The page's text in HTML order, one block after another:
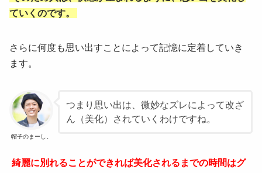
ていくのです。
さらに何度も思い出すことによって記憶に定着していき
ます。
帽子のまーし。
つまり思い出は、微妙なズレによって改ざ
ん（美化）されていくわけですね。
綺麗に別れることができれば美化されるまでの時間はグ